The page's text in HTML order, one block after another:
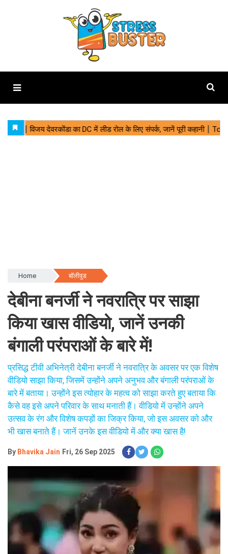
Home बॉलीवुड
देबीना बनर्जी ने नवरात्रि पर साझा
किया खास वीडियो, जानें उनकी
बंगाली परंपराओं के बारे में!
प्रसिद्ध टीवी अभिनेत्री देबीना बनर्जी ने नवरात्रि के अवसर पर एक विशेष
वीडियो साझा किया, जिसमें उन्होंने अपने अनुभव और बंगाली परंपराओं के
बारे में बताया। उन्होंने इस त्योहार के महत्व को साझा करते हुए बताया कि
कैसे वह इसे अपने परिवार के साथ मनाती हैं। वीडियो में उन्होंने अपने
उत्सव के रंग और विशेष कपड़ों का जिक्र किया, जो इस अवसर को और
भी खास बनाते हैं। जानें उनके इस वीडियो में और क्या खास है!
By Bhavika Jain Fri, 26 Sep 2025